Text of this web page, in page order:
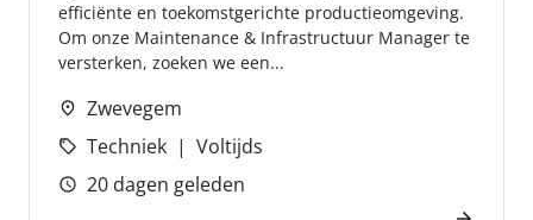
efficiënte en toekomstgerichte productieomgeving.
Om onze Maintenance & Infrastructuur Manager te
versterken, zoeken we een...
Zwevegem
Techniek
Voltijds
20 dagen geleden